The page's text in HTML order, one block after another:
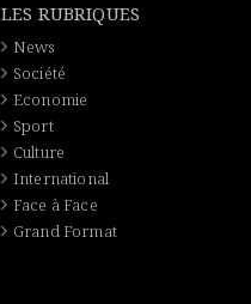
LES RUBRIQUES
News
Société
Economie
Sport
Culture
International
Face à Face
Grand Format